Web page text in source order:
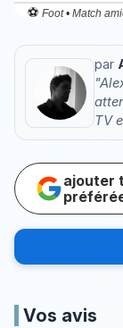
par
TV
ajouter
Vos avis